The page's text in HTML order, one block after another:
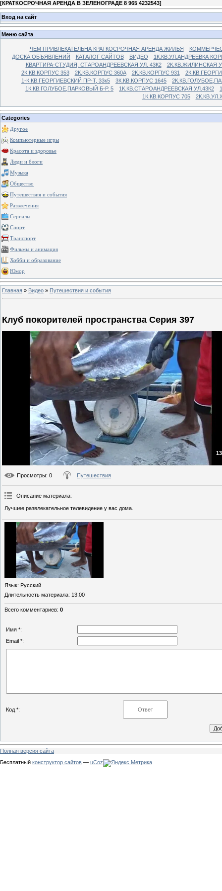
[КРАТКОСРОЧНАЯ АРЕНДА В ЗЕЛЕНОГРАДЕ 8 965 4232543]
Вход на сайт
Меню сайта
ЧЕМ ПРИВЛЕКАТЕЛЬНА КРАТКОСРОЧНАЯ АРЕНДА ЖИЛЬЯ
ДОСКА ОБЪЯВЛЕНИЙ
КАТАЛОГ САЙТОВ ВИДЕО
1К.КВ.УЛ.АНДРЕЕВКА
КВАРТИРА-СТУДИЯ, СТАРОАНДРЕЕВСКАЯ УЛ. 43К2
2К.КВ.ЖИЛИНСКАЯ
2К.КВ.КОРПУС 353
2К.КВ.КОРПУС 360А 2К.КВ.КОРПУС 931
1-К.КВ.ГЕОРГИЕВСКИЙ ПР-Т, 33к5
3К.КВ.КОРПУС 1645
1К.КВ.ГОЛУБОЕ,ПАРКОВЫЙ Б-Р. 5
1К.КВ.СТАРОАНДРЕЕВСКАЯ УЛ.43К2
1К.КВ.КОРПУС 705
Categories
Другое
Компьютерные игры
Красота и здоровье
Люди и блоги
Музыка
Общество
Путешествия и события
Развлечения
Сериалы
Спорт
Транспорт
Фильмы и анимация
Хобби и образование
Юмор
Главная » Видео » Путешествия и события
Клуб покорителей пространства Серия 397
Просмотры: 0 Путешествия
Описание материала:
Лучшее развлекательное телевидение у вас дома.
Язык: Русский
Длительность материала: 13:00
Всего комментариев: 0
Имя *:
Email *:
Код *:
Полная версия сайта
Бесплатный конструктор сайтов — uCoz